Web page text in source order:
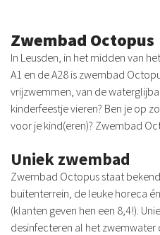
Zwembad Octopus
In Leusden, in het midden van
A1 en de A28 is zwembad
vrijzwemmen, van de
kinderfeestje vieren? Ben je op
voor je kind(eren)? Zwembad
Uniek zwembad
Zwembad Octopus staat
buitenterrein, de leuke horeca
(klanten geven hen een 8,4!).
desinfecteren al het zwemwater